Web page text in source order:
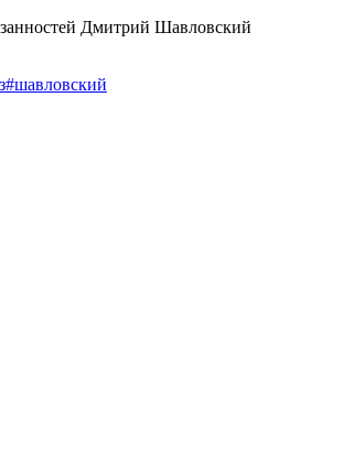
Дмитрий Шавловский
#шавловский